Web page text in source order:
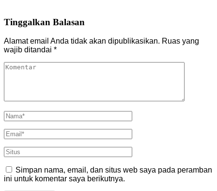
Tinggalkan Balasan
Alamat email Anda tidak akan dipublikasikan. Ruas yang
wajib ditandai *
Simpan nama, email, dan situs web saya pada peramban
ini untuk komentar saya berikutnya.